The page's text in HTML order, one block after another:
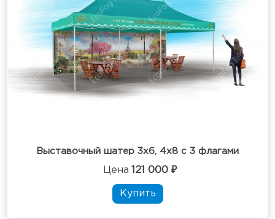
Выставочный шатер 3х6, 4х8 с 3 флагами
Цена 121 000 ₽
Купить